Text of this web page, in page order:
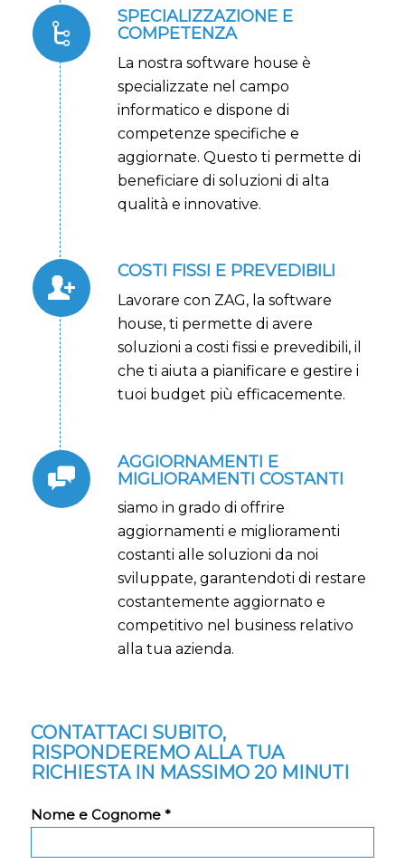
SPECIALIZZAZIONE E
COMPETENZA
La nostra software house è
specializzate nel campo
informatico e dispone di
competenze specifiche e
aggiornate. Questo ti permette di
beneficiare di soluzioni di alta
qualità e innovative.
COSTI FISSI E PREVEDIBILI
Lavorare con ZAG, la software
house, ti permette di avere
soluzioni a costi fissi e prevedibili, il
che ti aiuta a pianificare e gestire i
tuoi budget più efficacemente.
AGGIORNAMENTI E
MIGLIORAMENTI COSTANTI
siamo in grado di offrire
aggiornamenti e miglioramenti
costanti alle soluzioni da noi
sviluppate, garantendoti di restare
costantemente aggiornato e
competitivo nel business relativo
alla tua azienda.
CONTATTACI SUBITO,
RISPONDEREMO ALLA TUA
RICHIESTA IN MASSIMO 20 MINUTI
Nome e Cognome *